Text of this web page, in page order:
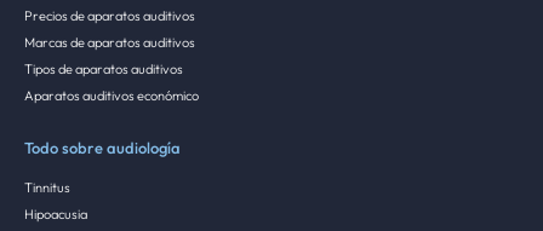
Precios de aparatos auditivos
Marcas de aparatos auditivos
Tipos de aparatos auditivos
Aparatos auditivos económico
Todo sobre audiología
Tinnitus
Hipoacusia